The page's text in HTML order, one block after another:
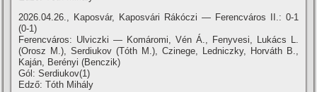
2026.04.26., Kaposvár, Kaposvári Rákóczi — Ferencváros II.: 0-1
(0-1)
Ferencváros: Ulviczki — Komáromi, Vén Á., Fenyvesi, Lukács L.
(Orosz M.), Serdiukov (Tóth M.), Czinege, Ledniczky, Horváth B.,
Kaján, Berényi (Benczik)
Gól: Serdiukov(1)
Edző: Tóth Mihály